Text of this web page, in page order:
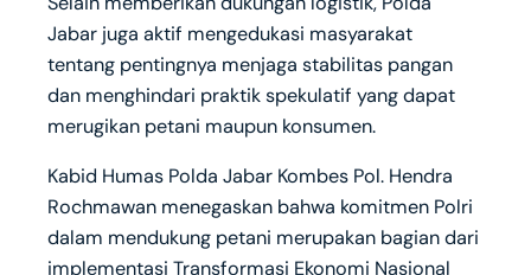
Jabar juga aktif mengedukasi masyarakat
tentang pentingnya menjaga stabilitas pangan
dan menghindari praktik spekulatif yang dapat
merugikan petani maupun konsumen.
Kabid Humas Polda Jabar Kombes Pol. Hendra
Rochmawan menegaskan bahwa komitmen Polri
dalam mendukung petani merupakan bagian dari
implementasi Transformasi Ekonomi Nasional